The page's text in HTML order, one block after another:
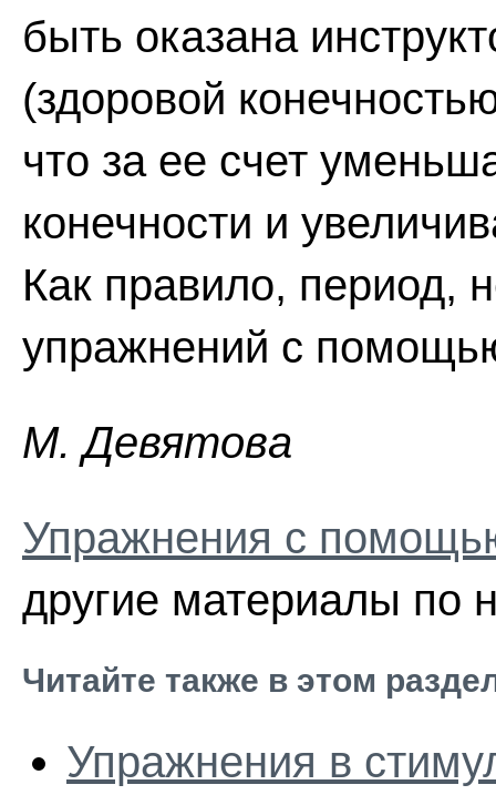
быть оказана
(здоровой
что за ее счет
конечности и
Как правило, период,
упражнений с
M. Дeвятoвa
Упражнения с
другие материалы по
Читайте также в этом
Упражнения в